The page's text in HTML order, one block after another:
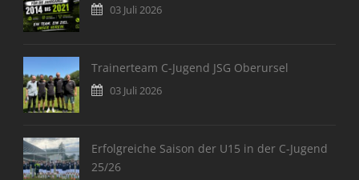
03 Juli 2026
Trainerteam C-Jugend JSG Oberursel
03 Juli 2026
Erfolgreiche Saison der U15 in der C-Jugend
25/26